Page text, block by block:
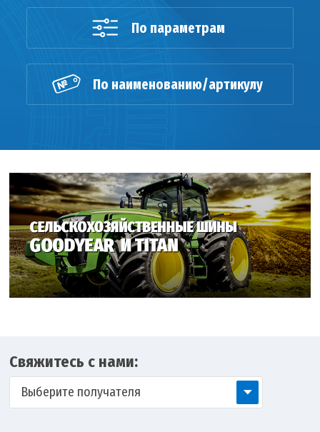
По параметрам
По наименованию/артикулу
Свяжитесь с нами:
Выберите получателя